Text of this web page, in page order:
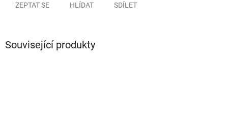
ZEPTAT SE HLÍDAT SDÍLET
Související produkty